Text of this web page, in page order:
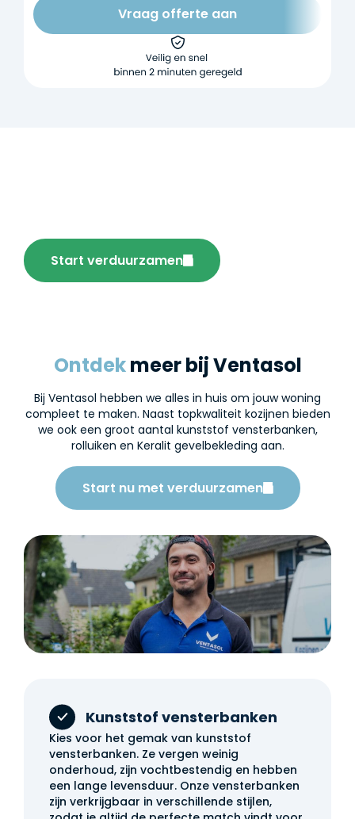
Vraag offerte aan
Start verduurzamen
Ontdekmeer bij Ventasol
Bij Ventasol hebben we alles in huis om jouw woning
compleet te maken. Naast topkwaliteit kozijnen bieden
we ook een groot aantal kunststof vensterbanken,
rolluiken en Keralit gevelbekleding aan.
Start nu met verduurzamen
Kunststof vensterbanken
Kies voor het gemak van kunststof
vensterbanken. Ze vergen weinig
onderhoud, zijn vochtbestendig en hebben
een lange levensduur. Onze vensterbanken
zijn verkrijgbaar in verschillende stijlen,